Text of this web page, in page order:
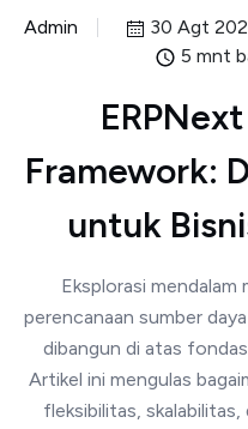
Admin
30 Agt
5 mnt
Framework:
untuk
Eksplorasi
perencanaan sumber
dibangun di atas
Artikel ini mengulas
fleksibilitas,